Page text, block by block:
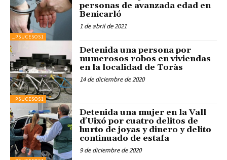
_PSUCESOS1
personas de avanzada edad en
Benicarló
1 de abril de 2021
_PSUCESOS1
Detenida una persona por
numerosos robos en viviendas
en la localidad de Toràs
14 de diciembre de 2020
Detenida una mujer en la Vall
d'Uixó por cuatro delitos de
hurto de joyas y dinero y delito
continuado de estafa
9 de diciembre de 2020